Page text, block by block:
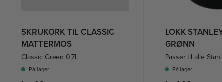
SKRUKORK TIL CLASSIC
MATTERMOS
Classic Green 0,7L
På lager
LOKK
GRØNN
Passer til alle
På lager